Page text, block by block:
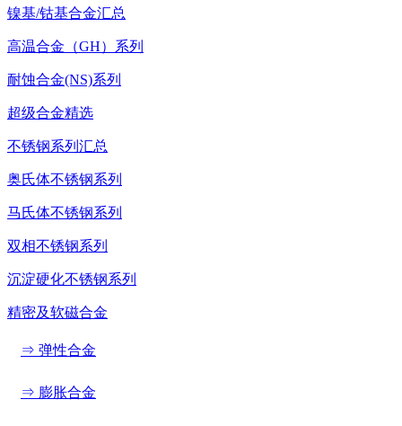
镍基/钴基合金汇总
高温合金（GH）系列
耐蚀合金(NS)系列
超级合金精选
不锈钢系列汇总
奥氏体不锈钢系列
马氏体不锈钢系列
双相不锈钢系列
沉淀硬化不锈钢系列
精密及软磁合金
⇒ 弹性合金
⇒ 膨胀合金